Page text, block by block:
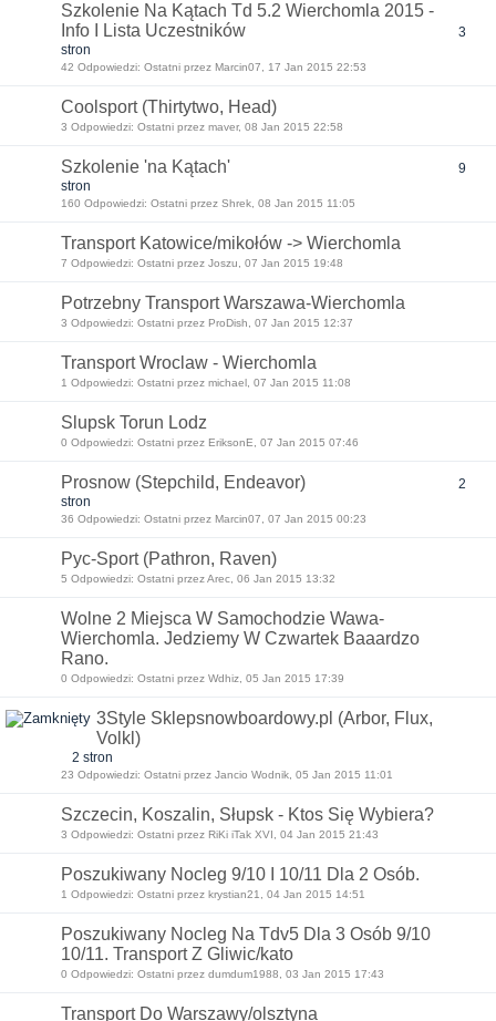
Szkolenie Na Kątach Td 5.2 Wierchomla 2015 -
Info I Lista Uczestników
3
stron
42 Odpowiedzi: Ostatni przez Marcin07, 17 Jan 2015 22:53
Coolsport (Thirtytwo, Head)
3 Odpowiedzi: Ostatni przez maver, 08 Jan 2015 22:58
Szkolenie 'na Kątach'
9
stron
160 Odpowiedzi: Ostatni przez Shrek, 08 Jan 2015 11:05
Transport Katowice/mikołów -> Wierchomla
7 Odpowiedzi: Ostatni przez Joszu, 07 Jan 2015 19:48
Potrzebny Transport Warszawa-Wierchomla
3 Odpowiedzi: Ostatni przez ProDish, 07 Jan 2015 12:37
Transport Wroclaw - Wierchomla
1 Odpowiedzi: Ostatni przez michael, 07 Jan 2015 11:08
Slupsk Torun Lodz
0 Odpowiedzi: Ostatni przez EriksonE, 07 Jan 2015 07:46
Prosnow (Stepchild, Endeavor)
2
stron
36 Odpowiedzi: Ostatni przez Marcin07, 07 Jan 2015 00:23
Pyc-Sport (Pathron, Raven)
5 Odpowiedzi: Ostatni przez Arec, 06 Jan 2015 13:32
Wolne 2 Miejsca W Samochodzie Wawa-
Wierchomla. Jedziemy W Czwartek Baaardzo
Rano.
0 Odpowiedzi: Ostatni przez Wdhiz, 05 Jan 2015 17:39
3Style Sklepsnowboardowy.pl (Arbor, Flux,
Volkl)
2 stron
23 Odpowiedzi: Ostatni przez Jancio Wodnik, 05 Jan 2015 11:01
Szczecin, Koszalin, Słupsk - Ktos Się Wybiera?
3 Odpowiedzi: Ostatni przez RiKi iTak XVI, 04 Jan 2015 21:43
Poszukiwany Nocleg 9/10 I 10/11 Dla 2 Osób.
1 Odpowiedzi: Ostatni przez krystian21, 04 Jan 2015 14:51
Poszukiwany Nocleg Na Tdv5 Dla 3 Osób 9/10
10/11. Transport Z Gliwic/kato
0 Odpowiedzi: Ostatni przez dumdum1988, 03 Jan 2015 17:43
Transport Do Warszawy/olsztyna